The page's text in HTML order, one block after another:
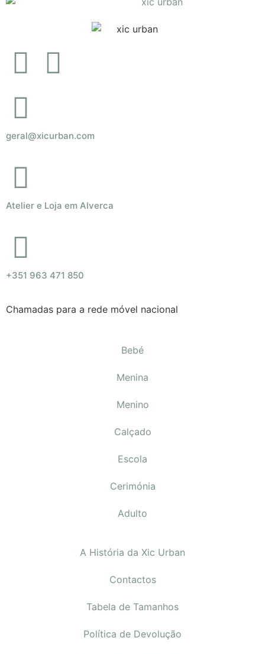
geral@xicurban.com
Atelier e Loja em Alverca
+351 963 471 850
Chamadas para a rede móvel nacional
Bebé
Menina
Menino
Calçado
Escola
Cerimónia
Adulto
A História da Xic Urban
Contactos
Tabela de Tamanhos
Política de Devolução